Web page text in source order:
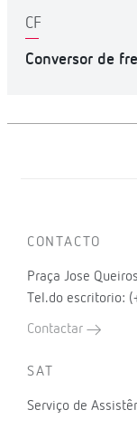
CF
Conversor de
CONTACTO
Praça Jose
Tel.do escritorio:
Contactar
SAT
Serviço de